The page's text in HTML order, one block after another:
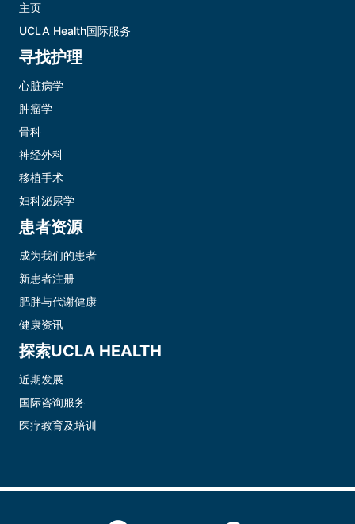
主页
UCLA Health国际服务
寻找护理
心脏病学
肿瘤学
骨科
神经外科
移植手术
妇科泌尿学
患者资源
成为我们的患者
新患者注册
肥胖与代谢健康
健康资讯
探索UCLA HEALTH
近期发展
国际咨询服务
医疗教育及培训